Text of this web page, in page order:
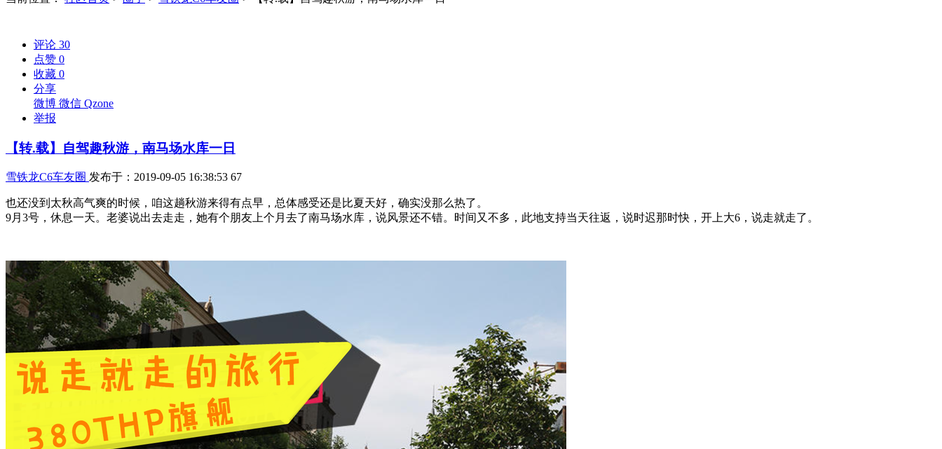
评论 30
点赞 0
收藏 0
分享
微博 微信 Qzone
举报
【转.载】自驾趣秋游，南马场水库一日
雪铁龙C6车友圈 发布于：2019-09-05 16:38:53 67
也还没到太秋高气爽的时候，咱这趟秋游来得有点早，总体感受还是比夏天好，确实没那么热了。
9月3号，休息一天。老婆说出去走走，她有个朋友上个月去了南马场水库，说风景还不错。时间又不多，此地支持当天往返，说时迟那时快，开上大6，说走就走了。